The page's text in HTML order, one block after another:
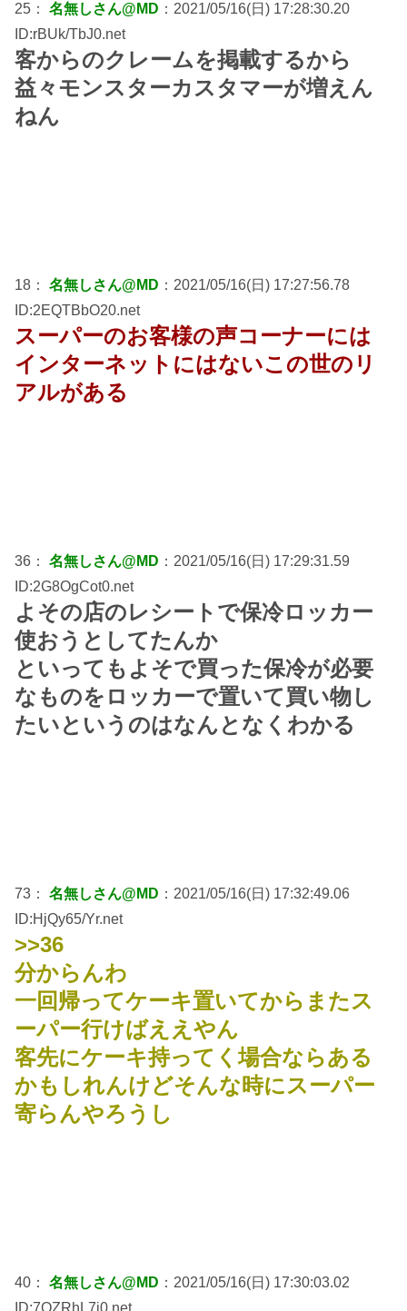
25： 名無しさん@MD ：2021/05/16(日) 17:28:30.20
ID:rBUk/TbJ0.net
客からのクレームを掲載するから
益々モンスターカスタマーが増えん
ねん
18： 名無しさん@MD ：2021/05/16(日) 17:27:56.78
ID:2EQTBbO20.net
スーパーのお客様の声コーナーには
インターネットにはないこの世のリ
アルがある
36： 名無しさん@MD ：2021/05/16(日) 17:29:31.59
ID:2G8OgCot0.net
よその店のレシートで保冷ロッカー
使おうとしてたんか
といってもよそで買った保冷が必要
なものをロッカーで置いて買い物し
たいというのはなんとなくわかる
73： 名無しさん@MD ：2021/05/16(日) 17:32:49.06
ID:HjQy65/Yr.net
>>36
分からんわ
一回帰ってケーキ置いてからまたス
ーパー行けばええやん
客先にケーキ持ってく場合ならある
かもしれんけどそんな時にスーパー
寄らんやろうし
40： 名無しさん@MD ：2021/05/16(日) 17:30:03.02